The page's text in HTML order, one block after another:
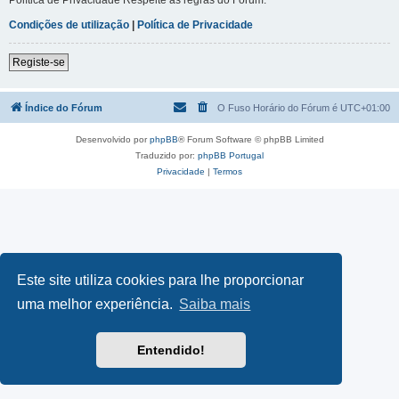
Este site utiliza cookies para lhe proporcionar
uma melhor experiência. Saiba mais
Entendido!
Condições de utilização | Política de Privacidade
Registe-se
Índice do Fórum O Fuso Horário do Fórum é UTC+01:00
Desenvolvido porphpBB® Forum Software © phpBB Limited
Traduzido por: phpBB Portugal
Privacidade | Termos